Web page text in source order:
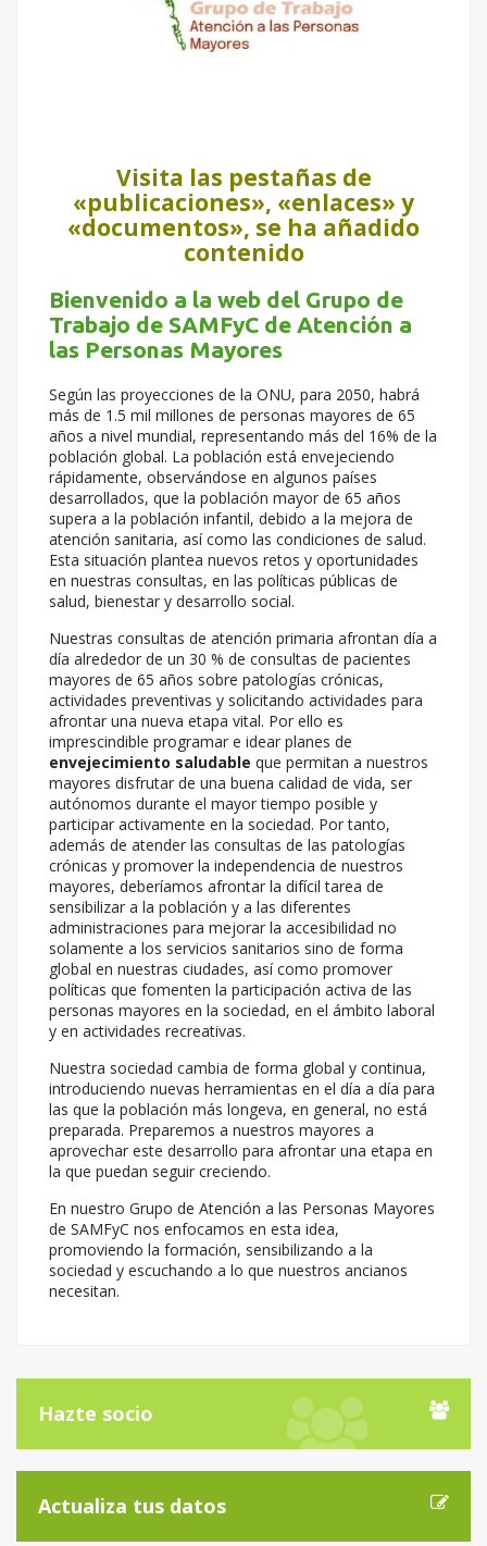
Visita las pestañas de
«publicaciones», «enlaces» y
«documentos», se ha añadido
contenido
Bienvenido a la web del Grupo de
Trabajo de SAMFyC de Atención a
las Personas Mayores
Según las proyecciones de la ONU, para 2050, habrá
más de 1.5 mil millones de personas mayores de 65
años a nivel mundial, representando más del 16% de la
población global. La población está envejeciendo
rápidamente, observándose en algunos países
desarrollados, que la población mayor de 65 años
supera a la población infantil, debido a la mejora de
atención sanitaria, así como las condiciones de salud.
Esta situación plantea nuevos retos y oportunidades
en nuestras consultas, en las políticas públicas de
salud, bienestar y desarrollo social.
Nuestras consultas de atención primaria afrontan día a
día alrededor de un 30 % de consultas de pacientes
mayores de 65 años sobre patologías crónicas,
actividades preventivas y solicitando actividades para
afrontar una nueva etapa vital. Por ello es
imprescindible programar e idear planes de
envejecimiento saludable que permitan a nuestros
mayores disfrutar de una buena calidad de vida, ser
autónomos durante el mayor tiempo posible y
participar activamente en la sociedad. Por tanto,
además de atender las consultas de las patologías
crónicas y promover la independencia de nuestros
mayores, deberíamos afrontar la difícil tarea de
sensibilizar a la población y a las diferentes
administraciones para mejorar la accesibilidad no
solamente a los servicios sanitarios sino de forma
global en nuestras ciudades, así como promover
políticas que fomenten la participación activa de las
personas mayores en la sociedad, en el ámbito laboral
y en actividades recreativas.
Nuestra sociedad cambia de forma global y continua,
introduciendo nuevas herramientas en el día a día para
las que la población más longeva, en general, no está
preparada. Preparemos a nuestros mayores a
aprovechar este desarrollo para afrontar una etapa en
la que puedan seguir creciendo.
En nuestro Grupo de Atención a las Personas Mayores
de SAMFyC nos enfocamos en esta idea,
promoviendo la formación, sensibilizando a la
sociedad y escuchando a lo que nuestros ancianos
necesitan.
Hazte socio
Actualiza tus datos